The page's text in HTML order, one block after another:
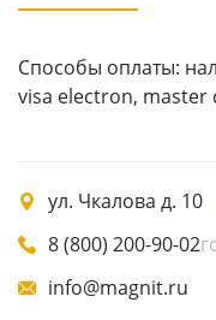
Способы оплаты:
visa electron, master
ул. Чкалова д. 10
8 (800) 200-90-02
info@magnit.ru